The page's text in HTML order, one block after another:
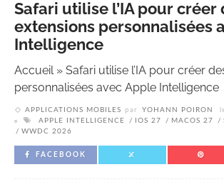
Safari utilise l’IA pour créer
extensions personnalisées
Intelligence
Accueil» Safari utilise l’IA pour créer
personnalisées avec Apple Intelligence
APPLICATIONS MOBILES par YOHANN POIRON
APPLE INTELLIGENCE
IOS 27 MACOS 27
WWDC 2026
FACEBOOK